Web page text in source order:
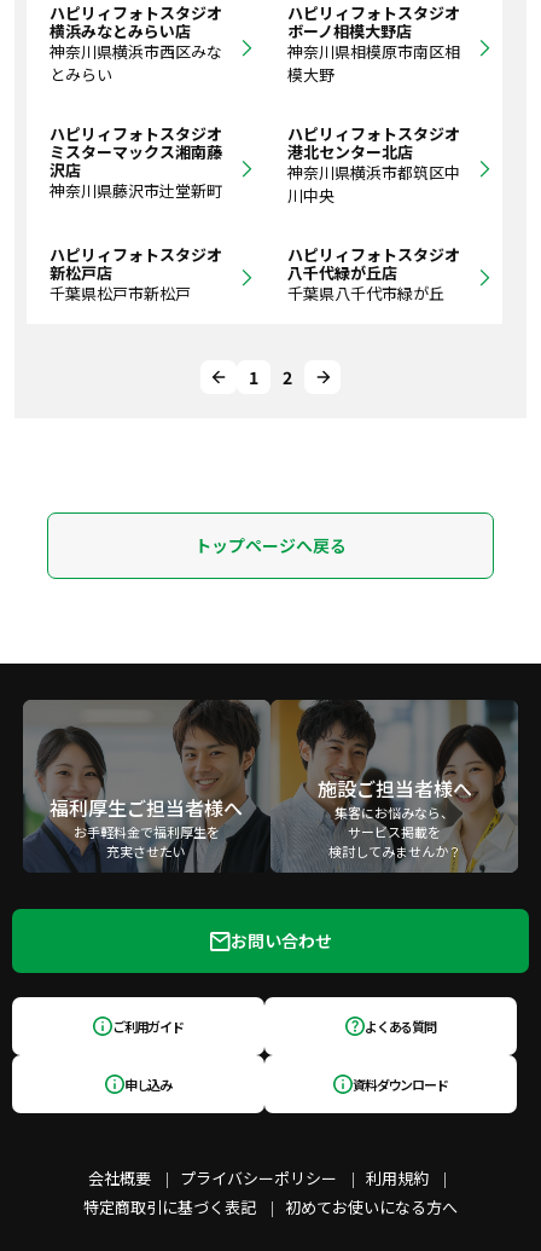
ハピリィフォトスタジオ
横浜みなとみらい店
神奈川県横浜市西区みな
とみらい
ハピリィフォトスタジオ
ボーノ相模大野店
神奈川県相模原市南区相
模大野
ハピリィフォトスタジオ
ミスターマックス湘南藤
沢店
神奈川県藤沢市辻堂新町
ハピリィフォトスタジオ
港北センター北店
神奈川県横浜市都筑区中
川中央
ハピリィフォトスタジオ
新松戸店
千葉県松戸市新松戸
ハピリィフォトスタジオ
八千代緑が丘店
千葉県八千代市緑が丘
1 2
トップページへ戻る
福利厚生ご担当者様へ
お手軽料金で福利厚生を
充実させたい
施設ご担当者様へ
集客にお悩みなら、
サービス掲載を
検討してみませんか？
会社概要 プライバシーポリシー
利用規約
特定商取引に基づく表記
初めてお使いになる方へ
お問い合わせ
ご利用ガイド よくある質問
申し込み 資料ダウンロード